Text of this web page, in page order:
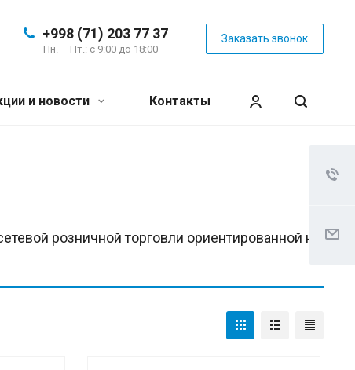
+998 (71) 203 77 37
Пн. – Пт.: с 9:00 до 18:00
Заказать звонок
и новости Контакты
розничной торговли ориентированной на